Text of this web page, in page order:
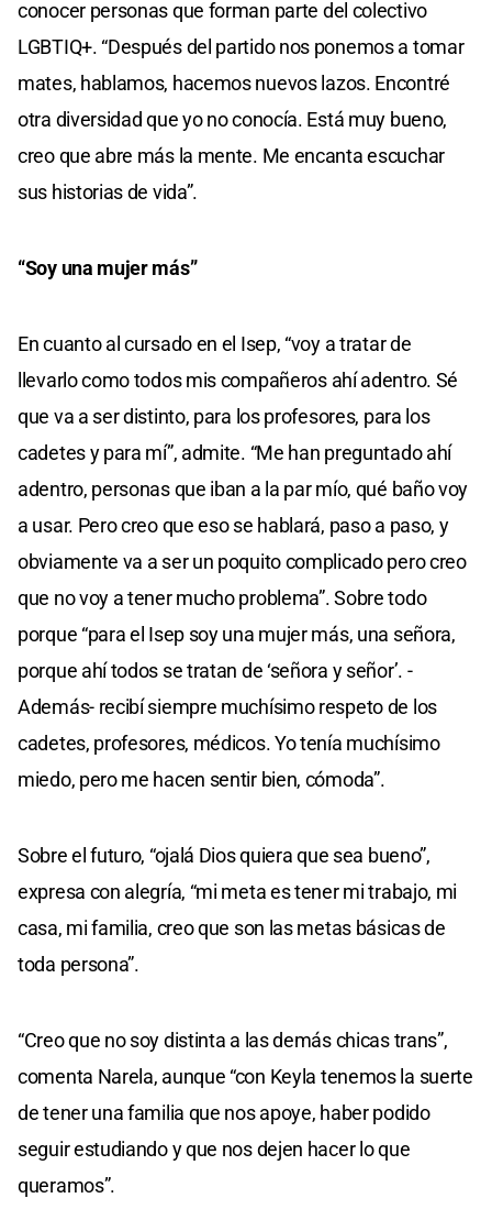
conocer personas que forman parte del colectivo
LGBTIQ+. “Después del partido nos ponemos a tomar
mates, hablamos, hacemos nuevos lazos. Encontré
otra diversidad que yo no conocía. Está muy bueno,
creo que abre más la mente. Me encanta escuchar
sus historias de vida”.
“Soy una mujer más”
En cuanto al cursado en el Isep, “voy a tratar de
llevarlo como todos mis compañeros ahí adentro. Sé
que va a ser distinto, para los profesores, para los
cadetes y para mí”, admite. “Me han preguntado ahí
adentro, personas que iban a la par mío, qué baño voy
a usar. Pero creo que eso se hablará, paso a paso, y
obviamente va a ser un poquito complicado pero creo
que no voy a tener mucho problema”. Sobre todo
porque “para el Isep soy una mujer más, una señora,
porque ahí todos se tratan de ‘señora y señor’. -
Además- recibí siempre muchísimo respeto de los
cadetes, profesores, médicos. Yo tenía muchísimo
miedo, pero me hacen sentir bien, cómoda”.
Sobre el futuro, “ojalá Dios quiera que sea bueno”,
expresa con alegría, “mi meta es tener mi trabajo, mi
casa, mi familia, creo que son las metas básicas de
toda persona”.
“Creo que no soy distinta a las demás chicas trans”,
comenta Narela, aunque “con Keyla tenemos la suerte
de tener una familia que nos apoye, haber podido
seguir estudiando y que nos dejen hacer lo que
queramos”.